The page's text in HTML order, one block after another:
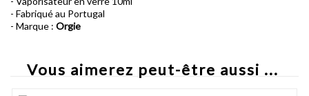
- Fabriqué au Portugal
- Marque : Orgie
Vous aimerez peut-être aussi ...